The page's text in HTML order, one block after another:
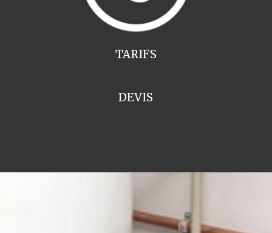
TARIFS
DEVIS